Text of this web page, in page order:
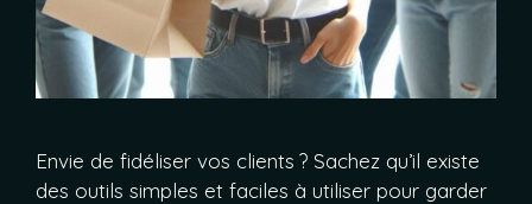
Envie de fidéliser vos clients ? Sachez qu’il existe
des outils simples et faciles à utiliser pour garder